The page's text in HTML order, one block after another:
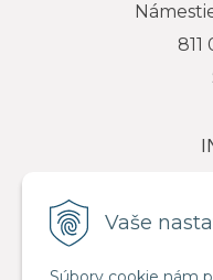
Vaše
811
e-mail: